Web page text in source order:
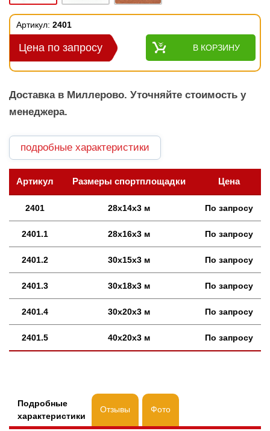
Артикул: 2401
Цена по запросу В КОРЗИНУ
Доставка в Миллерово. Уточняйте стоимость у
менеджера.
подробные характеристики
Артикул Размеры спортплощадки Цена
2401 28х14х3 м По запросу
2401.1 28х16х3 м По запросу
2401.2 30х15х3 м По запросу
2401.3 30х18х3 м По запросу
2401.4 30х20х3 м По запросу
2401.5 40х20х3 м По запросу
Подробные
характеристики
Отзывы Фото